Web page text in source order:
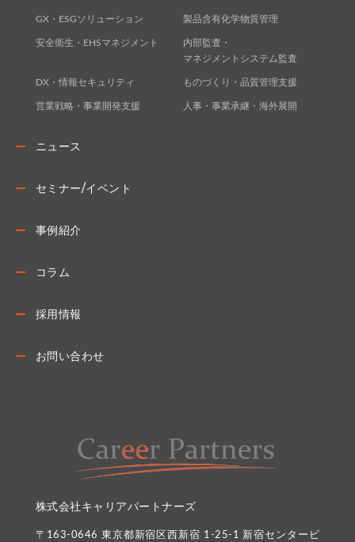
GX・ESGソリューション 製品含有化学物質管理
安全衛生・EHSマネジメント
内部監査・
マネジメントシステム監査
DX・情報セキュリティ ものづくり・品質管理支援
営業戦略・事業開発支援 人事・事業承継・海外展開
ニュース
セミナー/イベント
事例紹介
コラム
採用情報
お問い合わせ
株式会社キャリアパートナーズ
〒163-0646 東京都新宿区西新宿 1-25-1 新宿センタービ